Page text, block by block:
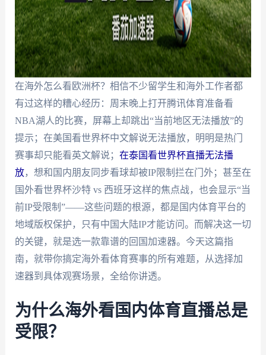
在海外怎么看欧洲杯？相信不少留学生和海外工作者都
有过这样的糟心经历：周末晚上打开腾讯体育准备看
NBA湖人的比赛，屏幕上却跳出“当前地区无法播放”的
提示；在美国看世界杯中文解说无法播放，明明是热门
赛事却只能看英文解说； 在泰国看世界杯直播无法播
放，想和国内朋友同步看球却被IP限制拦在门外；甚至在
国外看世界杯沙特 vs 西班牙这样的焦点战，也会显示“当
前IP受限制”——这些问题的根源，都是国内体育平台的
地域版权保护，只有中国大陆IP才能访问。而解决这一切
的关键，就是选一款靠谱的回国加速器。今天这篇指
南，就带你搞定海外看体育赛事的所有难题，从选择加
速器到具体观赛场景，全给你讲透。
为什么海外看国内体育直播总是
受限？